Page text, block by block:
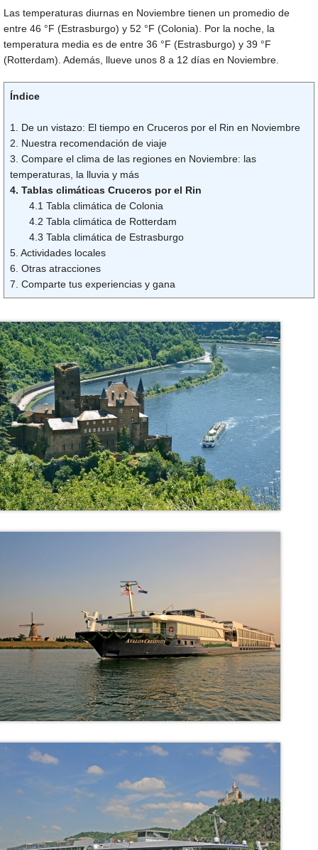
Las temperaturas diurnas en Noviembre tienen un promedio de
entre 46 °F (Estrasburgo) y 52 °F (Colonia). Por la noche, la
temperatura media es de entre 36 °F (Estrasburgo) y 39 °F
(Rotterdam). Además, llueve unos 8 a 12 días en Noviembre.
Índice
1. De un vistazo: El tiempo en Cruceros por el Rin en Noviembre
2. Nuestra recomendación de viaje
3. Compare el clima de las regiones en Noviembre: las
temperaturas, la lluvia y más
4. Tablas climáticas Cruceros por el Rin
4.1 Tabla climática de Colonia
4.2 Tabla climática de Rotterdam
4.3 Tabla climática de Estrasburgo
5. Actividades locales
6. Otras atracciones
7. Comparte tus experiencias y gana